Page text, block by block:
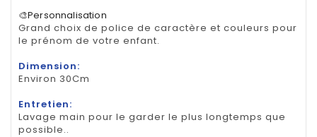
🎨Personnalisation
Grand choix de police de caractère et couleurs pour
le prénom de votre enfant.
Dimension:
Environ 30Cm
Entretien:
Lavage main pour le garder le plus longtemps que
possible..